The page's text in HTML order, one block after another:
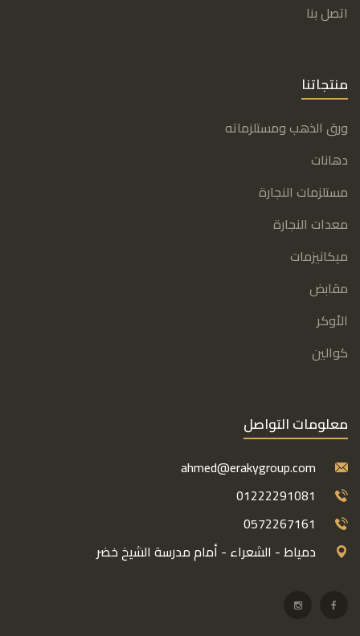
اتصل بنا
منتجاتنا
ورق الذهب ومستلزماته
دهانات
مستلزمات النجارة
معدات النجارة
ميكانيزمات
مقابض
الأوكر
كوالين
معلومات التواصل
ahmed@erakygroup.com
01222291081
0572267161
دمياط - الشعراء - أمام مدرسة الشيخ خضر